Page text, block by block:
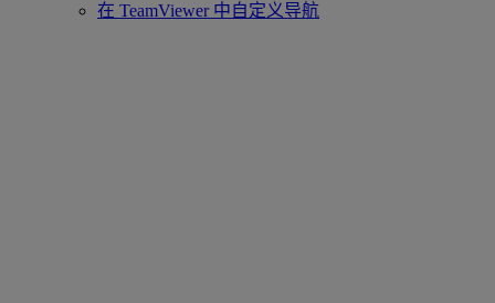
在 TeamViewer 中自定义导航